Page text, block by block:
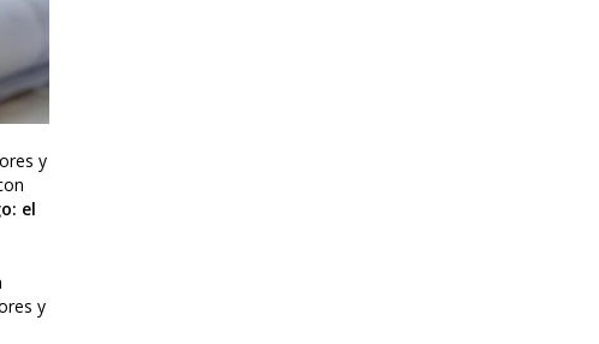
y
el
y